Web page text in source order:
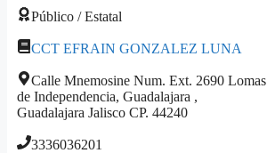
Público / Estatal
CCT EFRAIN GONZALEZ LUNA
Calle Mnemosine Num. Ext. 2690 Lomas
de Independencia, Guadalajara ,
Guadalajara Jalisco CP. 44240
3336036201